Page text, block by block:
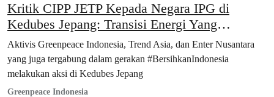
Kritik CIPP JETP Kepada Negara IPG di
Kedubes Jepang: Transisi Energi Yang
Berkeadilan Untuk Rakyat, Bukan Profit
Aktivis Greenpeace Indonesia, Trend Asia, dan Enter Nusantara
yang juga tergabung dalam gerakan #BersihkanIndonesia
melakukan aksi di Kedubes Jepang
Greenpeace Indonesia